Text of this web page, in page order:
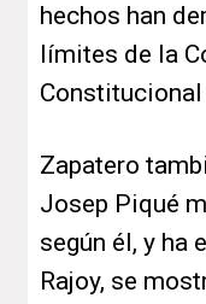
hechos han
límites de la
Constitucional
Zapatero
Josep Piqué
según él, y ha
Rajoy, se